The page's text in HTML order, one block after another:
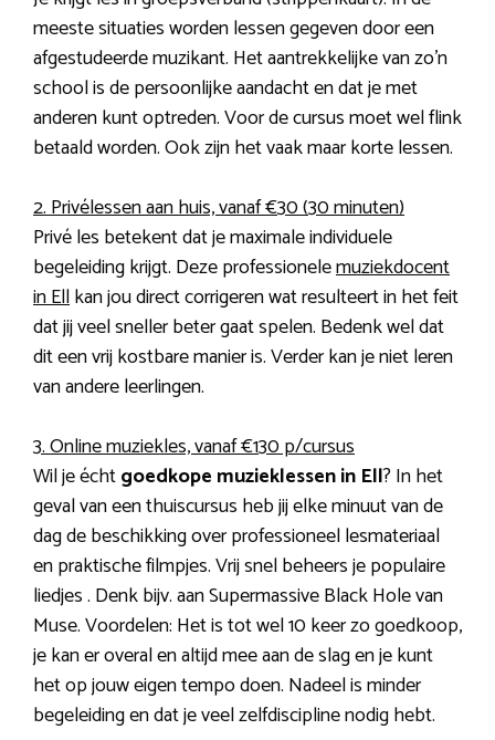
meeste situaties worden lessen gegeven door een
afgestudeerde muzikant. Het aantrekkelijke van zo’n
school is de persoonlijke aandacht en dat je met
anderen kunt optreden. Voor de cursus moet wel flink
betaald worden. Ook zijn het vaak maar korte lessen.
2. Privélessen aan huis, vanaf €30 (30 minuten)
Privé les betekent dat je maximale individuele
begeleiding krijgt. Deze professionelemuziekdocent
in Ellkan jou direct corrigeren wat resulteert in het feit
dat jij veel sneller beter gaat spelen. Bedenk wel dat
dit een vrij kostbare manier is. Verder kan je niet leren
van andere leerlingen.
3. Online muziekles, vanaf €130 p/cursus
Wil je échtgoedkope muzieklessen in Ell? In het
geval van een thuiscursus heb jij elke minuut van de
dag de beschikking over professioneel lesmateriaal
en praktische filmpjes. Vrij snel beheers je populaire
liedjes . Denk bijv. aan Supermassive Black Hole van
Muse. Voordelen: Het is tot wel 10 keer zo goedkoop,
je kan er overal en altijd mee aan de slag en je kunt
het op jouw eigen tempo doen. Nadeel is minder
begeleiding en dat je veel zelfdiscipline nodig hebt.